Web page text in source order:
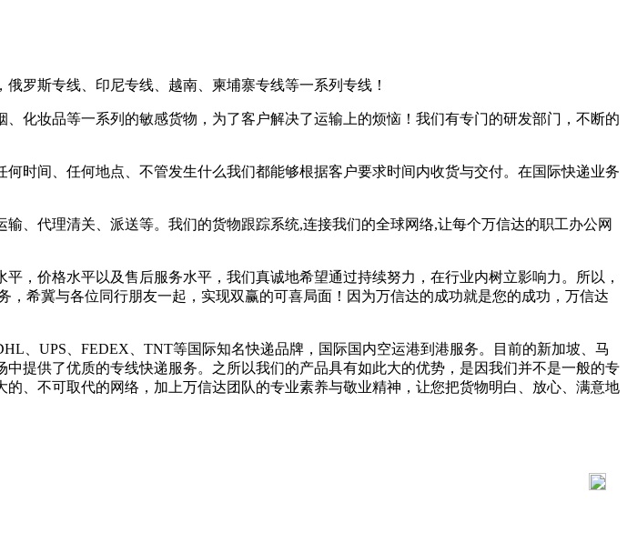
罗斯专线、印尼专线、越南、柬埔寨专线等一系列专线！
化妆品等一系列的敏感货物，为了客户解决了运输上的烦恼！我们有专门的研发部门，不断的
时间、任何地点、不管发生什么我们都能够根据客户要求时间内收货与交付。在国际快递业务
、代理清关、派送等。我们的货物跟踪系统,连接我们的全球网络,让每个万信达的职工办公网
，价格水平以及售后服务水平，我们真诚地希望通过持续努力，在行业内树立影响力。所以，
希冀与各位同行朋友一起，实现双赢的可喜局面！因为万信达的成功就是您的成功，万信达
、UPS、FEDEX、TNT等国际知名快递品牌，国际国内空运港到港服务。目前的新加坡、马
提供了优质的专线快递服务。之所以我们的产品具有如此大的优势，是因我们并不是一般的专
、不可取代的网络，加上万信达团队的专业素养与敬业精神，让您把货物明白、放心、满意地